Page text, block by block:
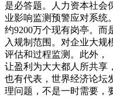
是必答题。人力资本社会
业影响监测预警应对系统
约9200万个现有岗亭。而
入规制范围。对企业大规
评估和过程监测。此外，
让盈利为大大都人所共享
也有代表，世界经济论坛
理问题，不是一时需要，